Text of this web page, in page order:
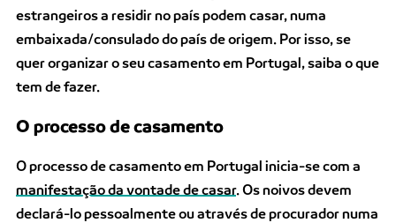
estrangeiros a residir no país podem casar, numa
embaixada/consulado do país de origem. Por isso, se
quer organizar o seu casamento em Portugal, saiba o que
tem de fazer.
O processo de casamento
O processo de casamento em Portugal inicia-se com a
manifestação da vontade de casar. Os noivos devem
declará-lo pessoalmente ou através de procurador numa